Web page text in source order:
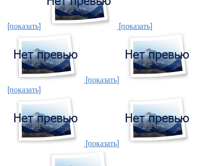
[показать] [показать]
[показать]
[показать]
[показать]